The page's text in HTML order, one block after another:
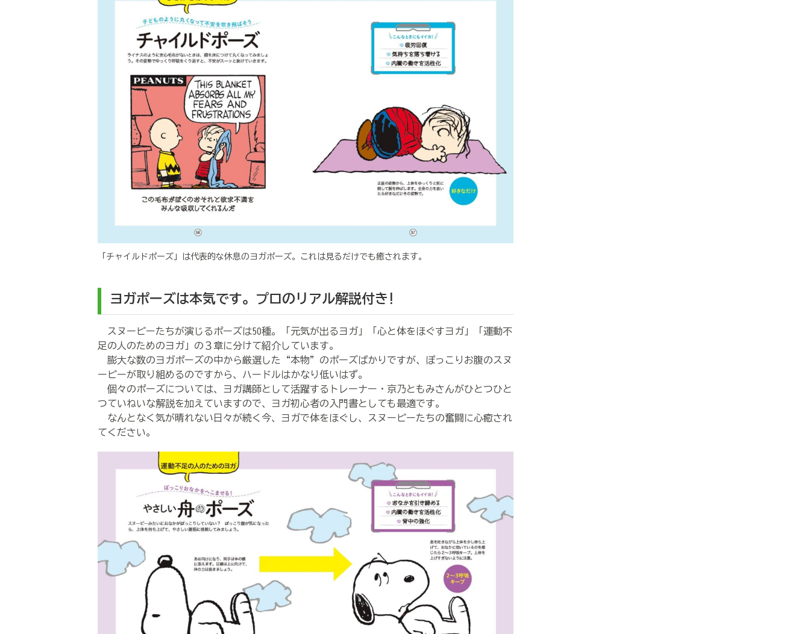
「チャイルドポーズ」は代表的な休息のヨガポーズ。これは見るだけでも癒されます。
ヨガポーズは本気です。プロのリアル解説付き!
スヌーピーたちが演じるポーズは50種。「元気が出るヨガ」「心と体をほぐすヨガ」「運動不
足の人のためのヨガ」の３章に分けて紹介しています。
膨大な数のヨガポーズの中から厳選した“本物”のポーズばかりですが、ぽっこりお腹のスヌ
ーピーが取り組めるのですから、ハードルはかなり低いはず。
個々のポーズについては、ヨガ講師として活躍するトレーナー・京乃ともみさんがひとつひと
つていねいな解説を加えていますので、ヨガ初心者の入門書としても最適です。
なんとなく気が晴れない日々が続く今、ヨガで体をほぐし、スヌーピーたちの奮闘に心癒され
てください。